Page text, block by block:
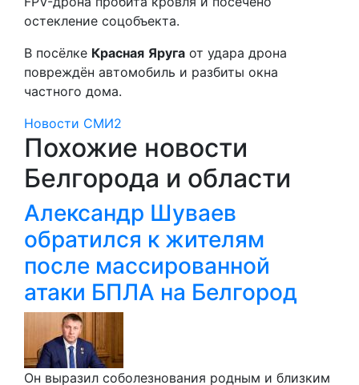
остекление соцобъекта.
В посёлке Красная Яруга от удара дрона
повреждён автомобиль и разбиты окна
частного дома.
Новости СМИ2
Похожие новости
Белгорода и области
Александр Шуваев
обратился к жителям
после массированной
атаки БПЛА на Белгород
Он выразил соболезнования родным и близким